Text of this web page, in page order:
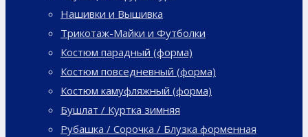
Нашивки и Вышивка
Трикотаж-Майки и Футболки
Костюм парадный (форма)
Костюм повседневный (форма)
Костюм камуфляжный (форма)
Бушлат / Куртка зимняя
Рубашка / Сорочка / Блузка форменная